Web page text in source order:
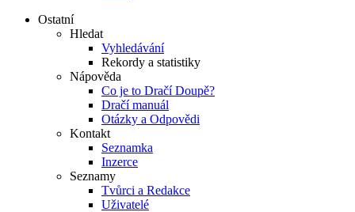
Ostatní
Hledat
Vyhledávání
Rekordy a statistiky
Nápověda
Co je to Dračí Doupě?
Dračí manuál
Otázky a Odpovědi
Kontakt
Seznamka
Inzerce
Seznamy
Tvůrci a Redakce
Uživatelé